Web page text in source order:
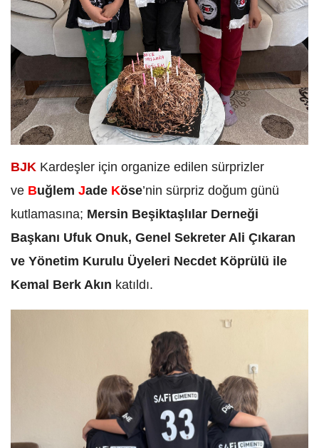
BJK Kardeşler için organize edilen sürprizler
ve Buğlem Jade Köse’nin sürpriz doğum günü
kutlamasına; Mersin Beşiktaşlılar Derneği
Başkanı Ufuk Onuk, Genel Sekreter Ali Çıkaran
ve Yönetim Kurulu Üyeleri Necdet Köprülü ile
Kemal Berk Akın katıldı.